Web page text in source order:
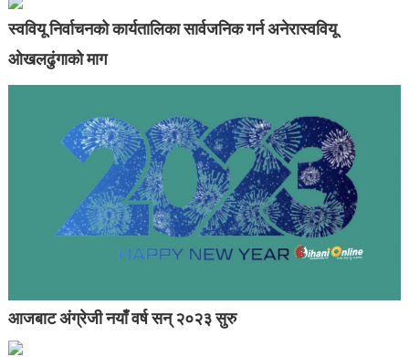
स्ववियू निर्वाचनको कार्यतालिका सार्वजनिक गर्न अनेरास्ववियू
ओखलढुंगाको माग
आजबाट अंग्रेजी नयाँ वर्ष सन् २०२३ सुरु